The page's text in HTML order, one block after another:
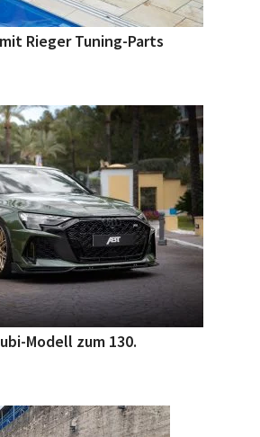
Rieger Tuning-Parts
Modell zum 130.